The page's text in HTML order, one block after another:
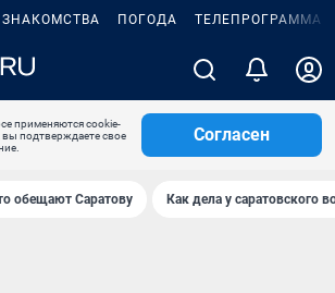
ЗНАКОМСТВА ПОГОДА ТЕЛЕПРОГРАММА
применяются cookie-
вы подтверждаете свое
Согласен
обещают Саратову Как дела у саратовского